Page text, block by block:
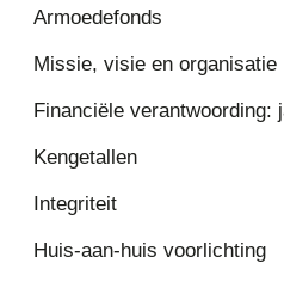
Armoedefonds
Missie, visie en organisatie
Financiële verantwoording:
Kengetallen
Integriteit
Huis-aan-huis voorlichting